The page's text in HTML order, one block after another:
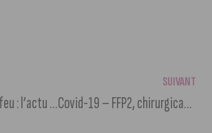
Elvis, ski, couvre-feu : l’actu en bref du jeudi 21 janvier 2021
SUIVANT
Covid-19 – FFP2, chirurgicaux, tissu… comme on n’y comprend rien, on fait le point